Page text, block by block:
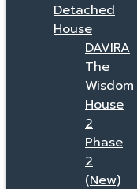
Detached
House
DAVIRA
The
Wisdom
House
2
Phase
2
(New)